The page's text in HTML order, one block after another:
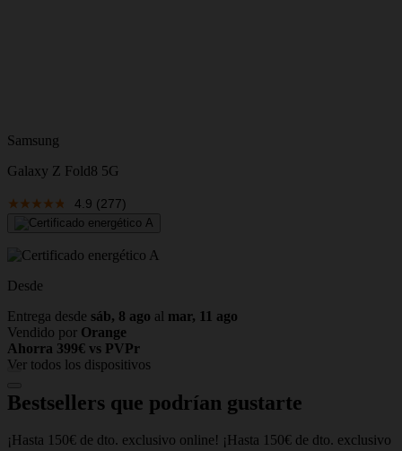
Samsung
Galaxy Z Fold8 5G
4.9 (277)
Desde
Entrega desde sáb, 8 ago al mar, 11 ago
Vendido por Orange
Ahorra 399€ vs PVPr
Ver todos los dispositivos
Bestsellers que podrían gustarte
¡Hasta 150€ de dto. exclusivo online! ¡Hasta 150€ de dto. exclusivo